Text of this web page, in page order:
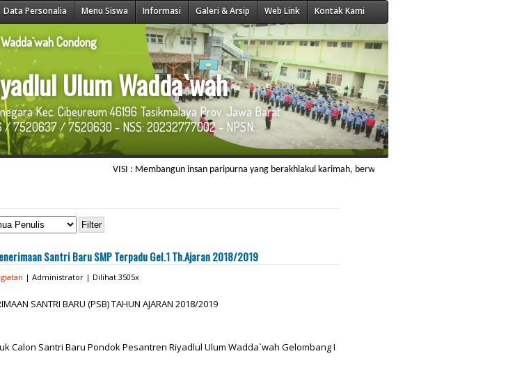
Data Personalia Menu Siswa Informasi Galeri & Arsip Web Link Kontak Kami
Condong
Ulum Wadda`wah
Kec. Cibeureum 46196 Tasikmalaya Prov. Jawa Barat
7520637 / 7520630 - NSS: 20232777002 - NPSN:
VISI : Membangun insan paripurna yang berakhlakul karimah, berwawasan ilmiyah dan memiliki daya saing
Santri Baru SMP Terpadu Gel.1 Th.Ajaran 2018/2019
| Administrator | Dilihat 3505x
SANTRI BARU (PSB) TAHUN AJARAN 2018/2019
Calon Santri Baru Pondok Pesantren Riyadlul Ulum Wadda`wah Gelombang I